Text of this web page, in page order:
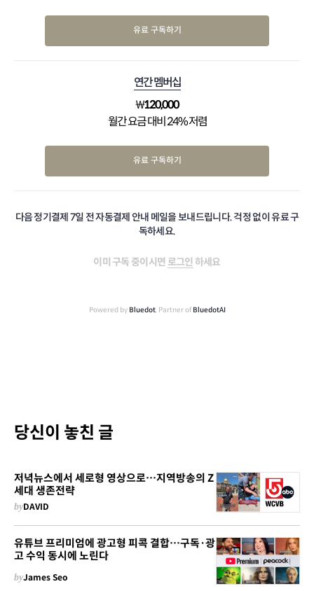
유료 구독하기
연간 멤버십
₩120,000
월간 요금 대비 24% 저렴
유료 구독하기
다음 정기결제 7일 전 자동결제 안내 메일을 보내드립니다. 걱정 없이 유료 구
독하세요.
이미 구독 중이시면 로그인 하세요
Powered by Bluedot, Partner of BluedotAI
당신이 놓친 글
저녁뉴스에서 세로형 영상으로…지역방송의 Z
세대 생존전략
byDAVID
유튜브 프리미엄에 광고형 피콕 결합…구독·광
고 수익 동시에 노린다
byJames Seo